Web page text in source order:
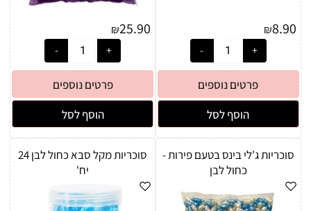
₪8.90
פרטים נוספים
הוסף לסל
₪25.90
פרטים נוספים
הוסף לסל
סוכריות ג'לי בינס בטעם פירות -
כחול לבן
סוכריות מקל סבא כחול לבן 24
יח'